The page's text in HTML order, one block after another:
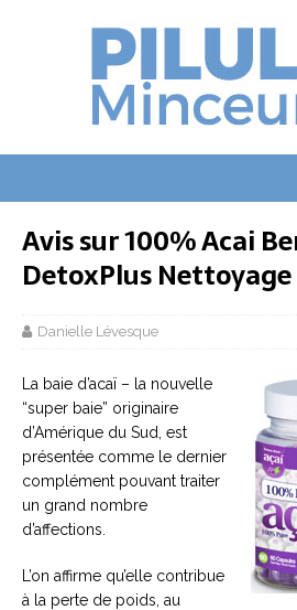
Avis sur 100% Acai
DetoxPlus Nettoyage
Danielle Lévesque
La baie d’acaï – la nouvelle
“super baie” originaire
d’Amérique du Sud, est
présentée comme le dernier
complément pouvant traiter
un grand nombre
d’affections.
L’on affirme qu’elle contribue
à la perte de poids, au